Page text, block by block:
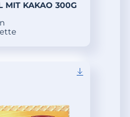
MIT KAKAO 300G